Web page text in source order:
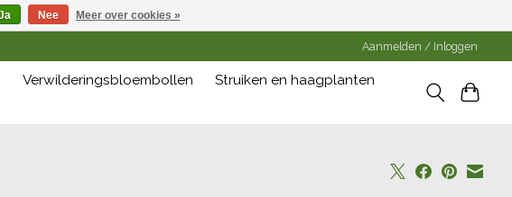
Aanmelden / Inloggen
Verwilderingsbloembollen
Struiken en haagplanten
Nee Meer over cookies »